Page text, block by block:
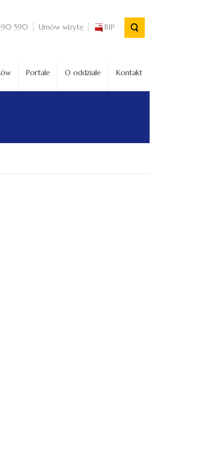
590 Umów wizytę BIP
Portale O oddziale Kontakt